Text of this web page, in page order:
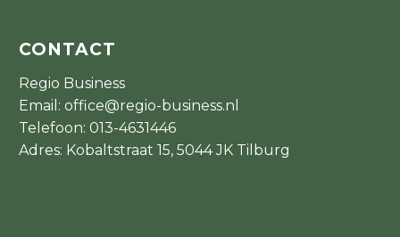
CONTACT
Regio Business
Email: office@regio-business.nl
Telefoon: 013-4631446
Adres: Kobaltstraat 15, 5044 JK Tilburg